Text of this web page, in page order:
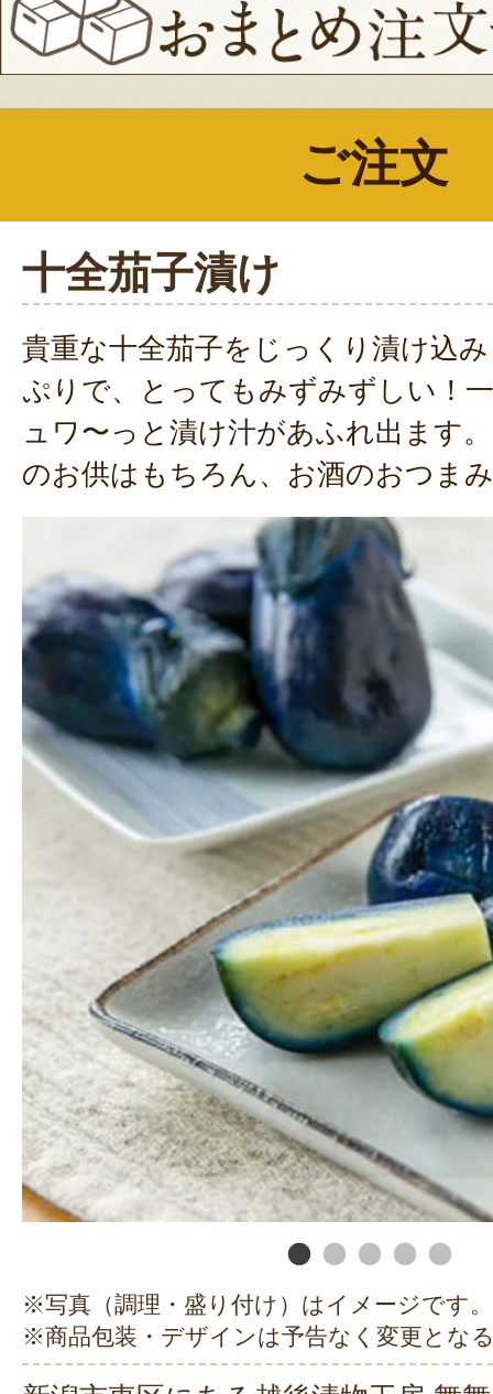
ご注文
十全茄子漬け
貴重な十全茄子をじっくり漬け込
ぷりで、とってもみずみずしい！
ュワ〜っと漬け汁があふれ出ます
のお供はもちろん、お酒のおつま
※写真（調理・盛り付け）はイメージです。
※商品包装・デザインは予告なく変更とな